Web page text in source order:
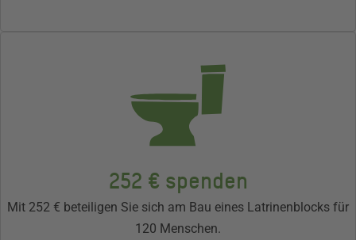
252 € spenden
Mit 252 € beteiligen Sie sich am Bau eines Latrinenblocks für
120 Menschen.